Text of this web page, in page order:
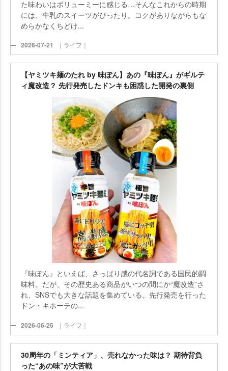
た味わいはボリューミーに感じる…そんなこれからの時期
には、牛乳のスイーツがぴったり。コクがありながらもな
めらかなくちどけ...
2026-07-21 ｜ライフ｜
【ヤミツキ麺のたれ by 味ぽん】あの『味ぽん』がギルテ
ィ魔改造？ 先行発売したドンキも困惑した開発の裏側
『味ぽん』といえば、さっぱり感の代名詞である国民的調
味料。だが、その歴史ある商品がいつの間にか“魔改造”さ
れ、SNSでも大きな話題を集めている。先行発売を行った
ドン・キホーテの...
2026-06-25 ｜ライフ｜
30周年の「ミンティア」、売れなかった味は？ 期待背負
った“あの味”が大苦戦